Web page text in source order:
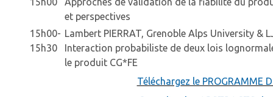
et perspectives
15h00-
15h30
Lambert PIERRAT, Grenoble Alps University &
Interaction probabiliste de deux lois
le produit CG*FE
Téléchargez le PROGRAMME